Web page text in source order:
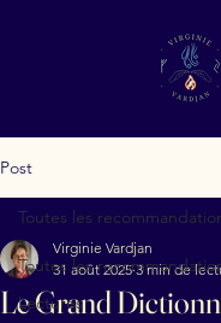
Post
Toutes les
Lectures
Toutes les
Le Grand
Virginie Vardjan
31 août 2025 3 min de